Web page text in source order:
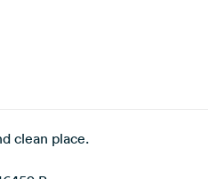
clean place.